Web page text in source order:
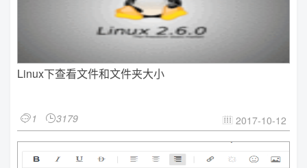
Linux下查看文件和文件夹大小
1 3179  2017-10-12